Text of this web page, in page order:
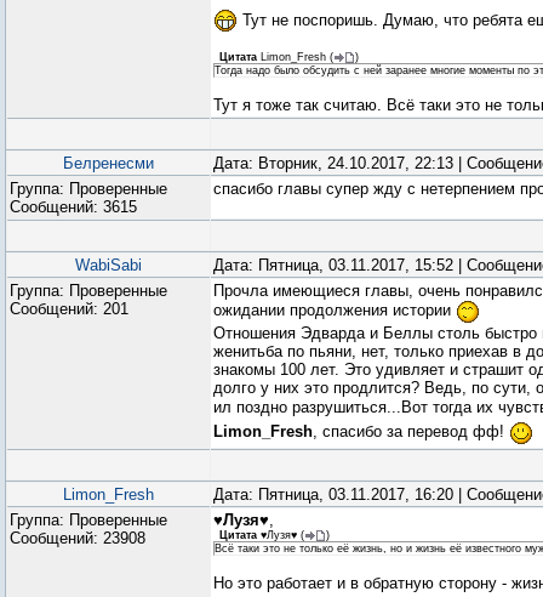
Тут не поспоришь. Думаю, что ребята
Цитата Limon_Fresh (
)
Тогда надо было обсудить с ней заранее многие моменты по
Тут я тоже так считаю. Всё таки это не
Белренесми
Дата: Вторник, 24.10.2017, 22:13 |
Группа: Проверенные
Сообщений: 3615
спасибо главы супер жду с нетерпением
WabiSabi
Дата: Пятница, 03.11.2017, 15:52 |
Группа: Проверенные
Сообщений: 201
Прочла имеющиеся главы, очень
ожидании продолжения истории
Отношения Эдварда и Беллы столь быстро
женитьба по пьяни, нет, только приехав в
знакомы 100 лет. Это удивляет и страшит
долго у них это продлится? Ведь, по сути,
ил поздно разрушиться...Вот тогда их
Limon_Fresh, спасибо за перевод фф!
Limon_Fresh
Дата: Пятница, 03.11.2017, 16:20 |
Группа: Проверенные
Сообщений: 23908
♥Лузя♥,
Цитата ♥Лузя♥ (
)
Всё таки это не только её жизнь, но и жизнь её известного
Но это работает и в обратную сторону -